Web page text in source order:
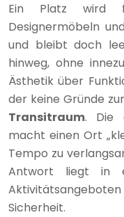
Ein Platz wird
Designermöbeln
und bleibt doch
hinweg, ohne
Ästhetik über
der keine Gründe
Transitraum. Die
macht einen Ort
Tempo zu
Antwort liegt in
Sicherheit.